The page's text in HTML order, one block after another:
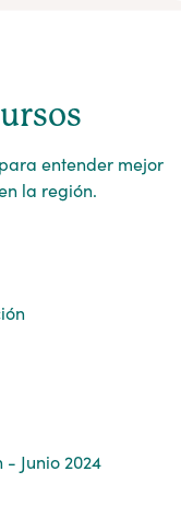
entender mejor
la región.
Junio 2024